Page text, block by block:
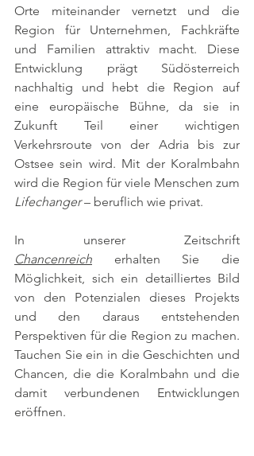
Orte miteinander vernetzt und die
Region für Unternehmen, Fachkräfte
und Familien attraktiv macht. Diese
Entwicklung prägt Südösterreich
nachhaltig und hebt die Region auf
eine europäische Bühne, da sie in
Zukunft Teil einer wichtigen
Verkehrsroute von der Adria bis zur
Ostsee sein wird. Mit der Koralmbahn
Lifechanger – beruflich wie privat.
Chancenreich erhalten Sie die
Möglichkeit, sich ein detailliertes Bild
von den Potenzialen dieses Projekts
und den daraus entstehenden
Perspektiven für die Region zu machen.
Tauchen Sie ein in die Geschichten und
Chancen, die die Koralmbahn und die
damit verbundenen Entwicklungen
eröffnen.